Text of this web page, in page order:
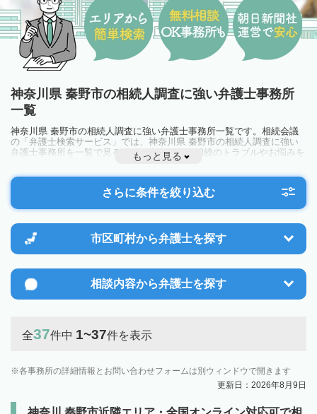
神奈川県 秦野市の相続人調査に強い弁護士事務所
一覧
神奈川県 秦野市の相続人調査に強い弁護士事務所一覧です。相続会議
の「弁護士検索サービス」では、神奈川県 秦野市の相続人調査に強い
弁護士事務所を一覧で見ることが出来ます。相続のトラブルやお悩みを
抱えている方は一度近隣の弁護士に相談してみましょう。
もっと見る
さらに条件を絞り込む
市区町村から弁護士を探す
相談内容から弁護士を探す
全37件中 1~37件を表示
各事務所の詳細情報とお問い合わせフォームは別ウィンドウで開きます
更新日：2026年8月9日